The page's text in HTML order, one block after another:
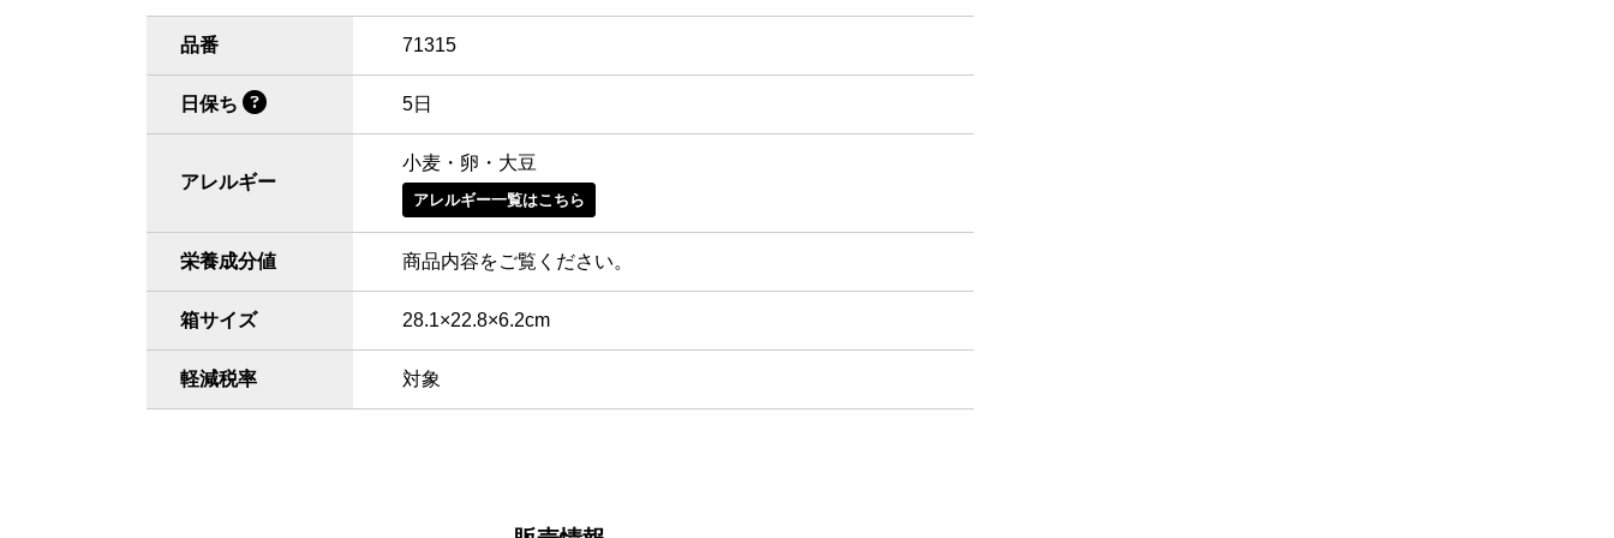
品番 71315
日保ち 5日
アレルギー
小麦・卵・大豆
アレルギー一覧はこちら
栄養成分値 商品内容をご覧ください。
箱サイズ 28.1×22.8×6.2cm
軽減税率 対象